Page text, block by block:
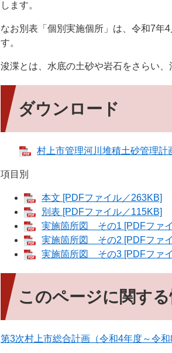
します。
なお別表「個別実施個所」は、令和7年
す。
浚渫とは、水底の土砂や岩石をさらい、
ダウンロード
村上市管理河川堆積土砂管理計
項目別
本文 [PDFファイル／263KB]
別表 [PDFファイル／115KB]
実施箇所図 その1 [PDFファ
実施箇所図 その2 [PDFファ
実施箇所図 その3 [PDFファ
このページに関す
第3次村上市総合計画（令和4年度～令和